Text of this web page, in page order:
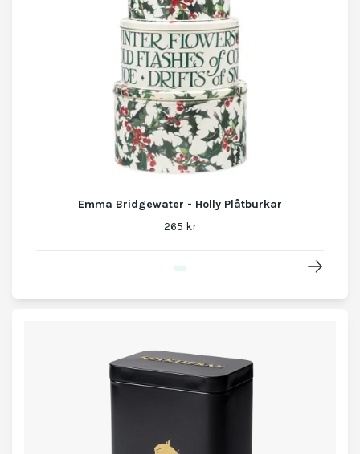
Emma Bridgewater - Holly Plåtburkar
265 kr